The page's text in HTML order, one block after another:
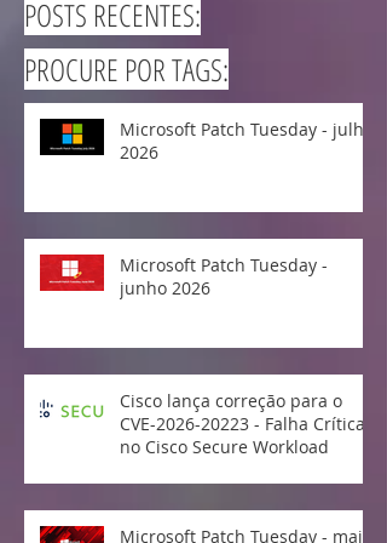
POSTS RECENTES:
PROCURE POR TAGS:
Microsoft Patch Tuesday - julho
2026
Microsoft Patch Tuesday -
junho 2026
Cisco lança correção para o
CVE-2026-20223 - Falha Crítica
no Cisco Secure Workload
Microsoft Patch Tuesday - maio